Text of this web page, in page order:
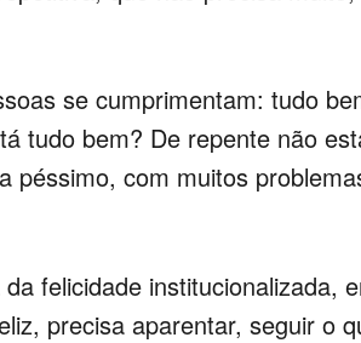
se cumprimentam: tudo
tudo bem? De repente não
péssimo, com muitos
felicidade institucionalizada,
precisa aparentar, seguir o